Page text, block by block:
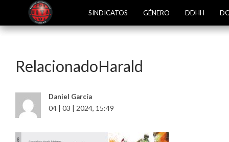
SINDICATOS GÉNERO DDHH
RelacionadoHarald
Daniel García
04 | 03 | 2024, 15:49